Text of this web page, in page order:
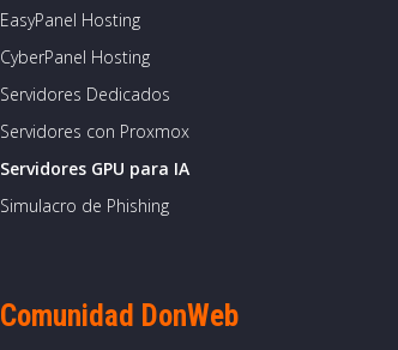
EasyPanel Hosting
CyberPanel Hosting
Servidores Dedicados
Servidores con Proxmox
Servidores GPU para IA
Simulacro de Phishing
Comunidad DonWeb